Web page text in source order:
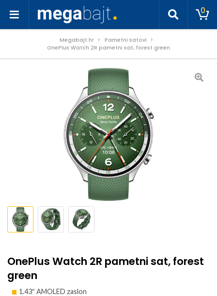
0
Megabajt.hr
Pametni satovi
OnePlus Watch 2R pametni sat, forest green
OnePlus Watch 2R pametni sat, forest
green
1.43″ AMOLED zaslon